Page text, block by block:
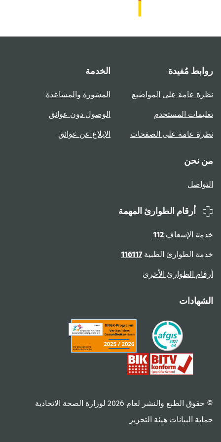
روابط مُفيدة
نظرة عامة على المواضيع
تعليمات المستخدم
نظرة عامة على الصفحات
الخدمة
المشورة والمساعدة
الوصول دون عوائق
الإبلاغ عن عوائق
من نحن
التواصل
أرقام الطوارئ المهمة
خدمة الإسعاف 112
خدمة الطوارئ الطبية116117
أرقام الطوارئ الأخرى
الشهادات
© حقوق الطبع والنشر لعام ‎2026 لوزارة الصحة الاتحادية
حماية البيانات هيئة التحرير